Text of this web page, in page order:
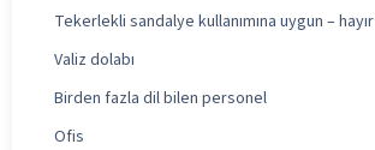
Tekerlekli sandalye kullanımına uygun – hayır
Valiz dolabı
Birden fazla dil bilen personel
Ofis